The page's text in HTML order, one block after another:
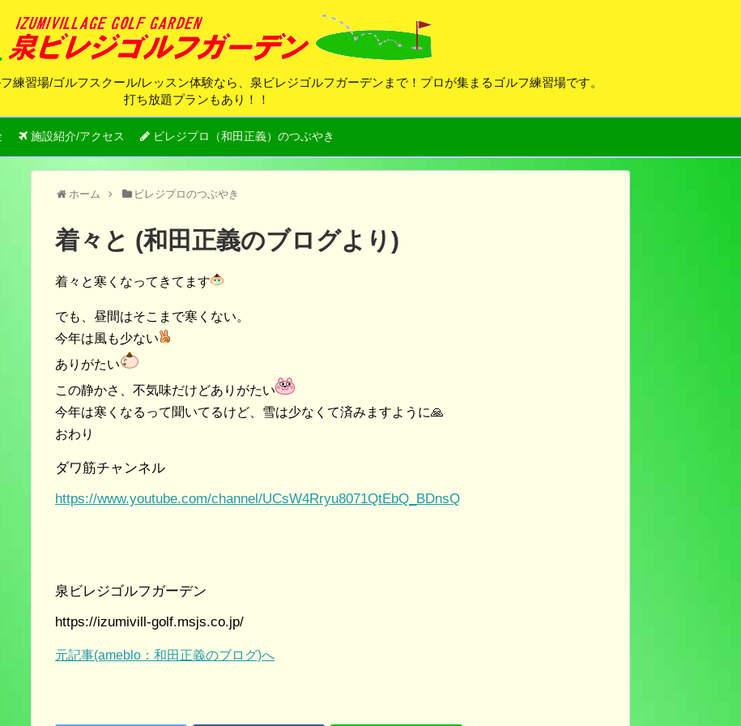
練習場/ゴルフスクール/レッスン体験なら、泉ビレジゴルフガーデンまで！プロが集まるゴルフ練習場です。
打ち放題プランもあり！！
施設紹介/アクセス ビレジプロ（和田正義）のつぶやき
ホーム ビレジプロのつぶやき
着々と (和田正義のブログより)
着々と寒くなってきてます
でも、昼間はそこまで寒くない。
今年は風も少ない
ありがたい
この静かさ、不気味だけどありがたい
今年は寒くなるって聞いてるけど、雪は少なくて済みますように🙏
おわり
ダワ筋チャンネル
https://www.youtube.com/channel/UCsW4Rryu8071QtEbQ_BDnsQ
泉ビレジゴルフガーデン
https://izumivill-golf.msjs.co.jp/
元記事(ameblo：和田正義のブログ)へ